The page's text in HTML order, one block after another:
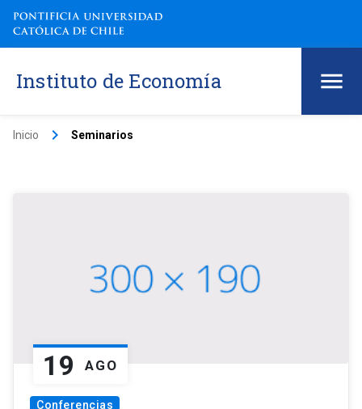
Instituto de Economía
Inicio keyboard_arrow_right Seminarios
19 AGO
Conferencias